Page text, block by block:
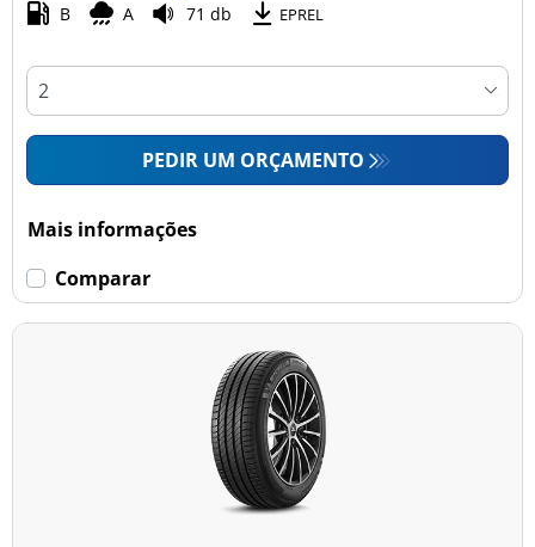
B A 71 db EPREL
PEDIR UM ORÇAMENTO
Mais informações
Comparar